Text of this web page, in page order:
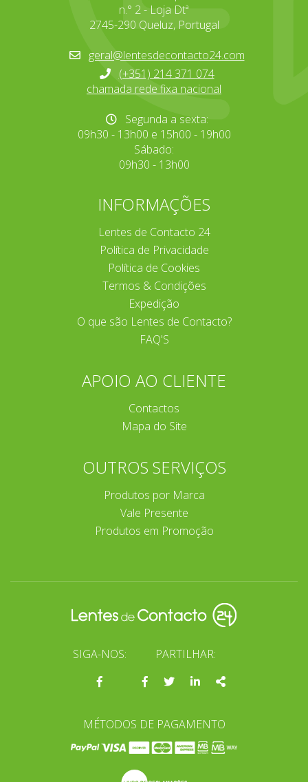
n.° 2 - Loja Dtª
2745-290 Queluz, Portugal
geral@lentesdecontacto24.com
(+351) 214 371 074
chamada rede fixa nacional
Segunda a sexta:
09h30 - 13h00 e 15h00 - 19h00
Sábado:
09h30 - 13h00
INFORMAÇÕES
Lentes de Contacto 24
Política de Privacidade
Política de Cookies
Termos & Condições
Expedição
O que são Lentes de Contacto?
FAQ'S
APOIO AO CLIENTE
Contactos
Mapa do Site
OUTROS SERVIÇOS
Produtos por Marca
Vale Presente
Produtos em Promoção
SIGA-NOS:
Página
PARTILHAR:
Facebook
TwitterLinkedinShare
MÉTODOS DE PAGAMENTO